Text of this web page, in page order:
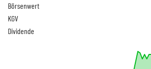
Börsenwert
KGV
Dividende